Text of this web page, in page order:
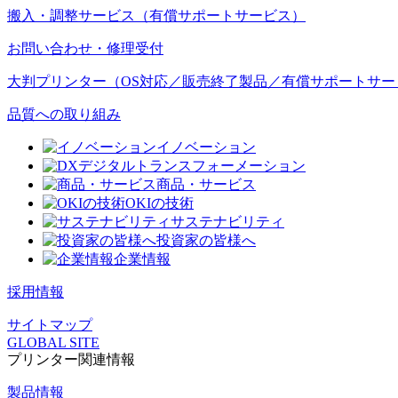
搬入・調整サービス（有償サポートサービス）
お問い合わせ・修理受付
大判プリンター（OS対応／販売終了製品／有償サポートサ
品質への取り組み
イノベーション
デジタルトランスフォーメーション
商品・サービス
OKIの技術
サステナビリティ
投資家の皆様へ
企業情報
採用情報
サイトマップ
GLOBAL SITE
プリンター関連情報
製品情報